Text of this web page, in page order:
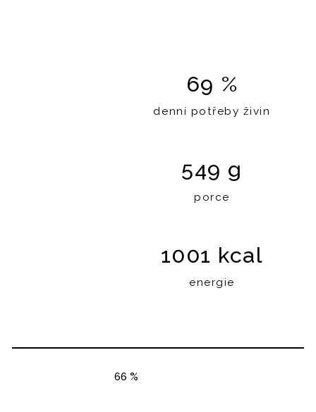
69 %
denní potřeby živin
549 g
porce
1001 kcal
energie
66 %